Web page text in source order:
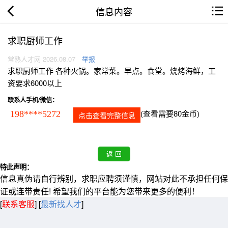
信息内容
求职厨师工作
常熟人才网 2026.08.07 举报
求职厨师工作 各种火锅。家常菜。早点。食堂。烧烤海鲜，工
资要求6000以上
联系人手机/微信：
198****5272 点击查看完整信息 (查看需要80金币)
特此声明：
信息真伪请自行辨别，求职应聘须谨慎，网站对此不承担任何保
证或连带责任! 希望我们的平台能为您带来更多的便利！
[联系客服] [最新找人才]